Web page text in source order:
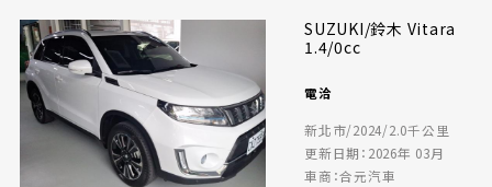
SUZUKI/鈴木 Vitara
1.4/0cc
電洽
新北市/2024/2.0千公里
更新日期：2026年 03月
車商：合元汽車